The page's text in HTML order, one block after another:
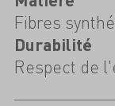
Fibres
Durabilité
Respect de